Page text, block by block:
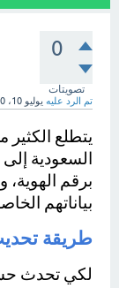
0
تصويتات
تم الرد عليه يوليو 10، 2020
بياناتهم
طريقة